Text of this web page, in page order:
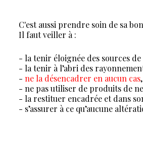
C'est aussi prendre soin de sa
Il faut veiller à :
- la tenir éloignée des sources
- la tenir à l’abri des
- ne la désencadrer en aucun cas
- ne pas utiliser de produits de
- la restituer encadrée et dans
- s’assurer à ce qu’aucune